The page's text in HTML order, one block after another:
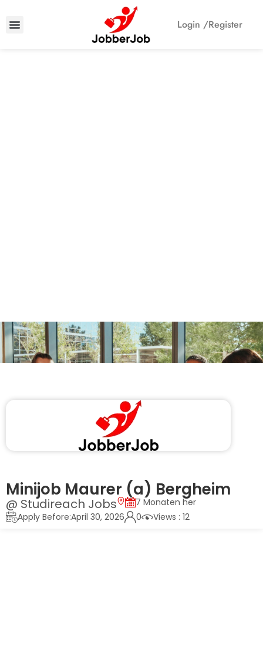
Login /Register
Minijob Maurer (a) Bergheim
@ Studireach Jobs
7 Monaten her
Apply Before:April 30, 2026
0 Views : 12